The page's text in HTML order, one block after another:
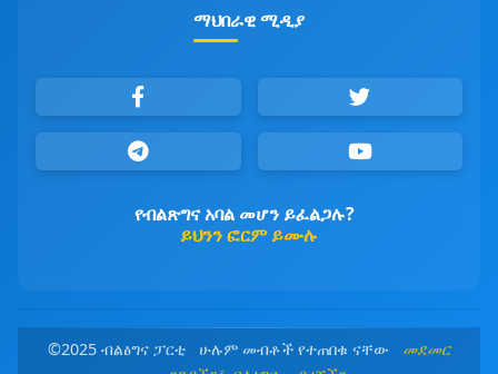
ማህበራዊ ሚዲያ
የብልጽግና አባል መሆን ይፈልጋሉ?
ይህንን ፎርም ይሙሉ
©2025 ብልፅግና ፓርቲ ሁሉም መብቶች የተጠበቁ ናቸው መደመር